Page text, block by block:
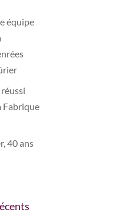
équipe
Fabrique
40 ans